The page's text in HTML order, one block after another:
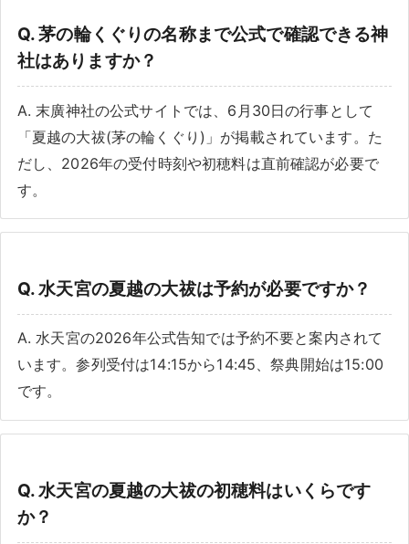
Q. 茅の輪くぐりの名称まで公式で確認できる神
社はありますか？
A. 末廣神社の公式サイトでは、6月30日の行事として
「夏越の大祓(茅の輪くぐり)」が掲載されています。た
だし、2026年の受付時刻や初穂料は直前確認が必要で
す。
Q. 水天宮の夏越の大祓は予約が必要ですか？
A. 水天宮の2026年公式告知では予約不要と案内されて
います。参列受付は14:15から14:45、祭典開始は15:00
です。
Q. 水天宮の夏越の大祓の初穂料はいくらです
か？